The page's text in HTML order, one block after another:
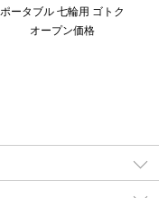
ポータブル 七輪用 ゴトク
オープン価格